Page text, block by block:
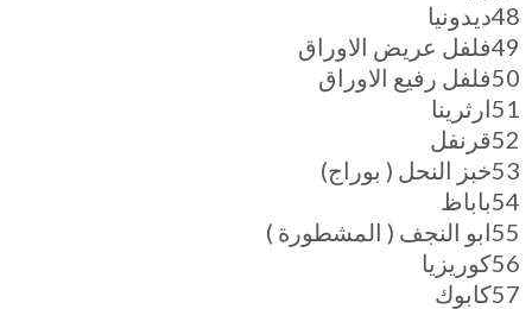
48ديدونيا
49فلفل عريض الاوراق
50فلفل رفيع الاوراق
51ارثرينا
52قرنفل
53خبز النحل ( بوراج)
54باباظ
55ابو النجف ( المشطورة )
56كوريزيا
57كابوك